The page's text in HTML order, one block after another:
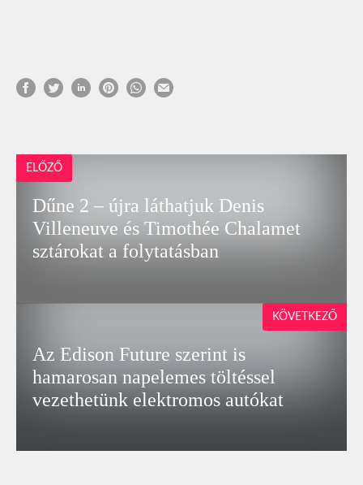
ELŐZŐ
Dűne 2 – újra láthatjuk Denis
Villeneuve és Timothée Chalamet
sztárokat a folytatásban
Az Edison Future szerint is
hamarosan napelemes töltéssel
vezethetünk elektromos autókat
KÖVETKEZŐ